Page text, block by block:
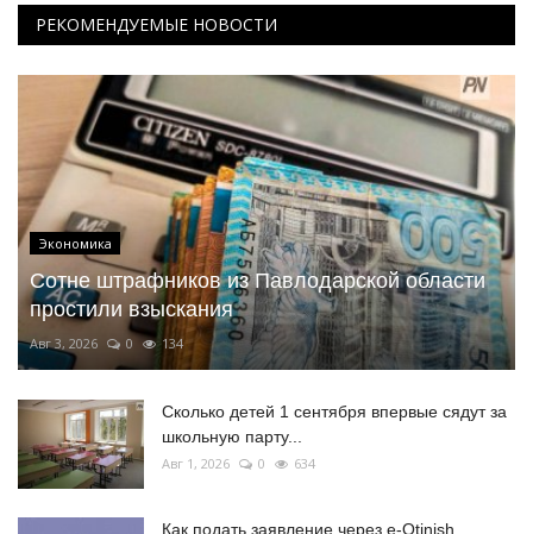
РЕКОМЕНДУЕМЫЕ НОВОСТИ
Экономика
Сотне штрафников из Павлодарской области
простили взыскания
Авг 3, 2026 0 134
Сколько детей 1 сентября впервые сядут за
школьную парту...
Авг 1, 2026 0 634
Как подать заявление через e-Otinish